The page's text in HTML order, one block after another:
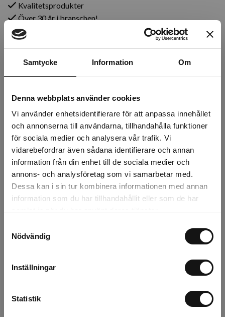
Samtycke Information Om
Denna webbplats använder cookies
Vi använder enhetsidentifierare för att anpassa innehållet
och annonserna till användarna, tillhandahålla funktioner
för sociala medier och analysera vår trafik. Vi
vidarebefordrar även sådana identifierare och annan
information från din enhet till de sociala medier och
annons- och analysföretag som vi samarbetar med.
Dessa kan i sin tur kombinera informationen med annan
information som du har tillhandahållit eller som de har
Nödvändig
Inställningar
Statistik
Kvalitetsprodukter
Över 30 år i branschen!
Lagerstatus
Årsta
Beskrivning
Recensioner
Filer